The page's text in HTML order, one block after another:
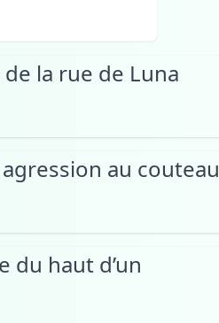
la rue de Luna
au couteau
du haut d’un